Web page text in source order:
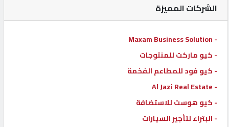
الدليل
POWERED
QHOST
الشركات المميزة
- Maxam Business Solution
- كيو ماركت للمنتوجات
- كيو فود للمطاعم الفخمة
- Al Jazi Real Estate
- كيو هوست للاستضافة
- البتراء لتأجير السيارات